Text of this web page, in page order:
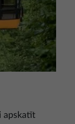
apskatīt